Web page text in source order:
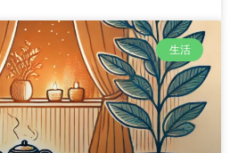
生活